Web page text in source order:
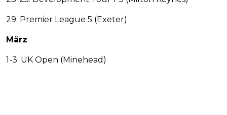
29: Premier League 5 (Exeter)
März
1-3: UK Open (Minehead)